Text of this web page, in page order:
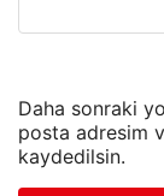
Daha sonraki
posta adresim
kaydedilsin.